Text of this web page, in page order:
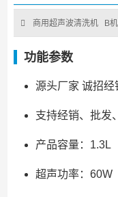
商用超声波清洗机 B
功能参数
源头厂家 诚招
支持经销、批发
产品容量：1.3L
超声功率：60W